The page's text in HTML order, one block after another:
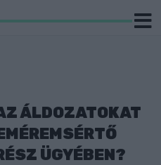
ÁLDOZATOKAT
ÜGYÉBEN?